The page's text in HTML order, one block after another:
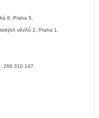
8, Praha 5,
vězňů 2, Praha 1,
266 310 147,